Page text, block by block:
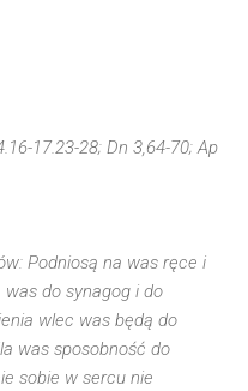
17.23-28; Dn 3,64-70; Ap
Podniosą na was ręce i
do synagog i do
wlec was będą do
was sposobność do
sobie w sercu nie